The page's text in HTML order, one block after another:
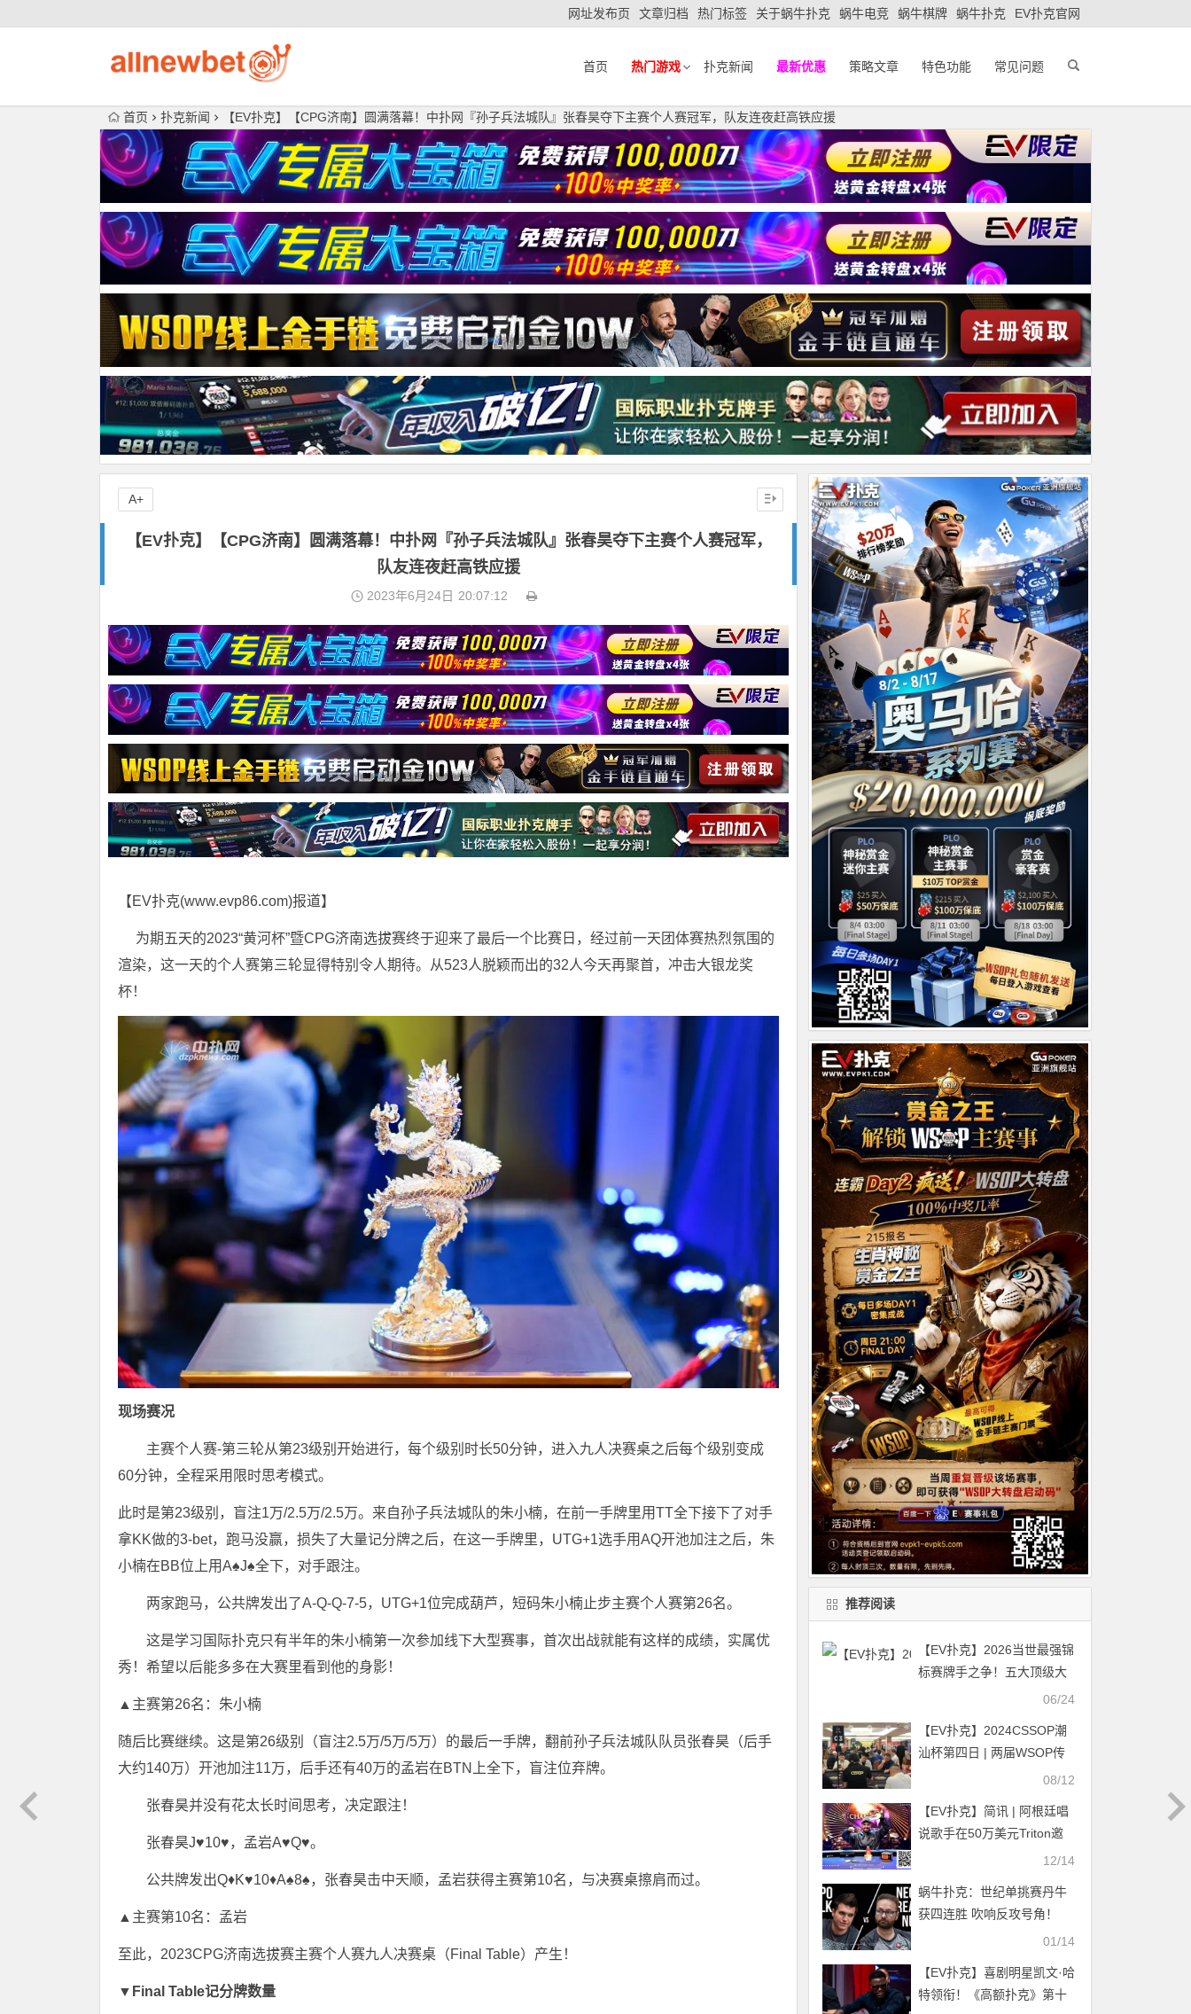
网址发布页 文章归档 热门标签 关于蜗牛扑克 蜗牛电竞 蜗牛棋牌 蜗牛扑克 EV扑克官网
首页 热门游戏 扑克新闻 最新优惠 策略文章 特色功能 常见问题
首页 扑克新闻 【EV扑克】【CPG济南】圆满落幕！中扑网『孙子兵法城队』张春昊夺下主赛个人赛冠军，队友连夜赶高铁应援
【EV扑克】【CPG济南】圆满落幕！中扑网『孙子兵法城队』张春昊夺下主赛个人赛冠军，
队友连夜赶高铁应援
2023年6月24日 20:07:12
【EV扑克(www.evp86.com)报道】
为期五天的2023“黄河杯”暨CPG济南选拔赛终于迎来了最后一个比赛日，经过前一天团体赛热烈氛围的
渲染，这一天的个人赛第三轮显得特别令人期待。从523人脱颖而出的32人今天再聚首，冲击大银龙奖
杯！
现场赛况
主赛个人赛-第三轮从第23级别开始进行，每个级别时长50分钟，进入九人决赛桌之后每个级别变成
60分钟，全程采用限时思考模式。
此时是第23级别，盲注1万/2.5万/2.5万。来自孙子兵法城队的朱小楠，在前一手牌里用TT全下接下了对手
拿KK做的3-bet，跑马没赢，损失了大量记分牌之后，在这一手牌里，UTG+1选手用AQ开池加注之后，朱
小楠在BB位上用A♠J♠全下，对手跟注。
两家跑马，公共牌发出了A-Q-Q-7-5，UTG+1位完成葫芦，短码朱小楠止步主赛个人赛第26名。
这是学习国际扑克只有半年的朱小楠第一次参加线下大型赛事，首次出战就能有这样的成绩，实属优
秀！希望以后能多多在大赛里看到他的身影！
▲主赛第26名：朱小楠
随后比赛继续。这是第26级别（盲注2.5万/5万/5万）的最后一手牌，翻前孙子兵法城队队员张春昊（后手
大约140万）开池加注11万，后手还有40万的孟岩在BTN上全下，盲注位弃牌。
张春昊并没有花太长时间思考，决定跟注！
张春昊J♥10♥，孟岩A♥Q♥。
公共牌发出Q♦K♥10♦A♠8♠，张春昊击中天顺，孟岩获得主赛第10名，与决赛桌擦肩而过。
▲主赛第10名：孟岩
至此，2023CPG济南选拔赛主赛个人赛九人决赛桌（Final Table）产生！
▼Final Table记分牌数量
A+
推荐阅读
【EV扑克】2026当世最强锦
标赛牌手之争！五大顶级大
06/24
【EV扑克】2024CSSOP潮
汕杯第四日 | 两届WSOP传
奇人物罗曦湘、茅人及亮
赵珈宁50万记分牌成C组超
级CL
08/12
【EV扑克】简讯 | 阿根廷唱
说歌手在50万美元Triton邀
请赛夺冠，丁彪奥马哈豪客
12/14
蜗牛扑克：世纪单挑赛丹牛
获四连胜 吹响反攻号角！
01/14
【EV扑克】喜剧明星凯文·哈
特领衔！《高额扑克》第十